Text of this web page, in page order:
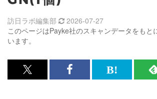
このページはPayke社のスキャンデータをもと
います。
訪日ラボ編集部 2026-07-27
x<br>
Facebook<br>
は